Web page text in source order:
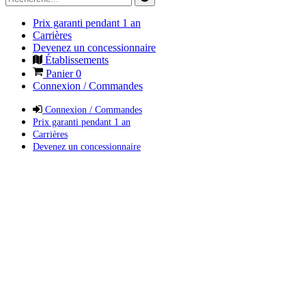
Prix garanti pendant 1 an
Carrières
Devenez un concessionnaire
Établissements
Panier0
Connexion / Commandes
Connexion / Commandes
Prix garanti pendant 1 an
Carrières
Devenez un concessionnaire